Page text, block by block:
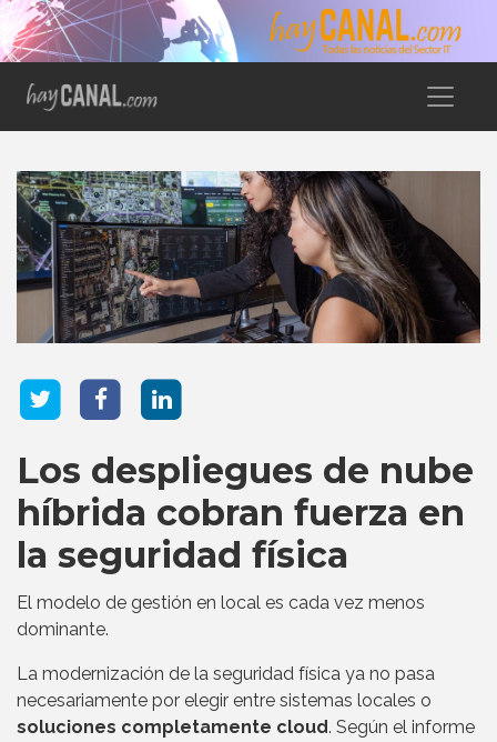
Los despliegues de nube
híbrida cobran fuerza en
la seguridad física
El modelo de gestión en local es cada vez menos
dominante.
La modernización de la seguridad física ya no pasa
necesariamente por elegir entre sistemas locales o
soluciones completamente cloud. Según el informe